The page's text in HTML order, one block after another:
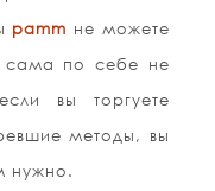
pamm не можете
сама по себе не
вы торгуете
методы, вы
нужно.